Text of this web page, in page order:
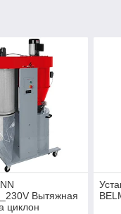
Вытяжная
циклон